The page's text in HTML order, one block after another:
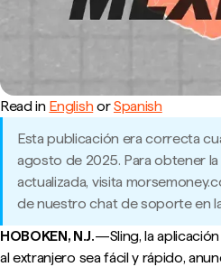
Read in English orSpanish
Esta publicación era correcta
agosto de 2025. Para obtener
actualizada, visita
de nuestro chat de soporte en
HOBOKEN, N.J.—Sling, la
al extranjero sea fácil y rápido,